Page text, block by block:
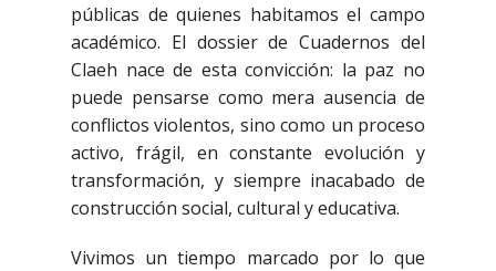
públicas de quienes habitamos el campo
académico. El dossier de Cuadernos del
Claeh nace de esta convicción: la paz no
puede pensarse como mera ausencia de
conflictos violentos, sino como un proceso
activo, frágil, en constante evolución y
transformación, y siempre inacabado de
construcción social, cultural y educativa.
Vivimos un tiempo marcado por lo que